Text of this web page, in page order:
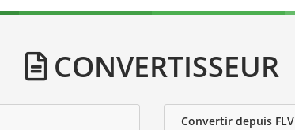
CONVERTISSEUR
Convertir depuis FLV